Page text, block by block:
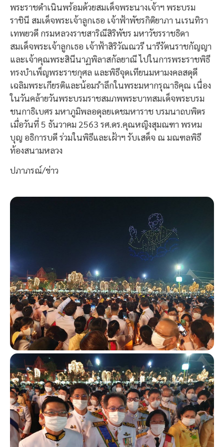
พระราชดำเนินพร้อมด้วยสมเด็จพระนางเจ้าฯ พระบรม
ราชินี สมเด็จพระเจ้าลูกเธอ เจ้าฟ้าพัชรกิติยาภา นเรนทิรา
เทพยวดี กรมหลวงราชสาริณีสิริพัชร มหาวัชรราชธิดา
สมเด็จพระเจ้าลูกเธอ เจ้าฟ้าสิริวัณณวรี นารีรัตนราชกัญญา
และเจ้าคุณพระสินีนาฏพิลาสกัลยาณี ไปในการพระราชพิธี
ทรงบำเพ็ญพระราชกุศล และพิธีจุดเทียนมหามงคลสดุดี
เฉลิมพระเกียรติและน้อมรำลึกในพระมหากรุณาธิคุณ เนื่อง
ในวันคล้ายวันพระบรมราชสมภพพระบาทสมเด็จพระบรม
ชนกาธิเบศร มหาภูมิพลอดุลยเดชมหาราช บรมนาถบพิตร
เมื่อวันที่ 5 ธันวาคม 2563 รศ.ดร.คุณหญิงสุมณฑา พรหม
บุญ อธิการบดี ร่วมในพิธีและเฝ้าฯ รับเสด็จ ณ มณฑลพิธี
ท้องสนามหลวง
ปภาภรณ์/ข่าว